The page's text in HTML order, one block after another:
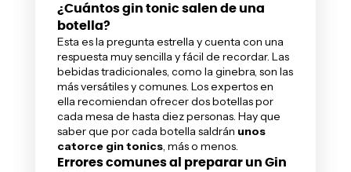
¿Cuántos gin tonic salen de una
botella?
Esta es la pregunta estrella y cuenta con una
respuesta muy sencilla y fácil de recordar. Las
bebidas tradicionales, como la ginebra, son las
más versátiles y comunes. Los expertos en
ella recomiendan ofrecer dos botellas por
cada mesa de hasta diez personas. Hay que
saber que por cada botella saldrán unos
catorce gin tonics, más o menos.
Errores comunes al preparar un Gin